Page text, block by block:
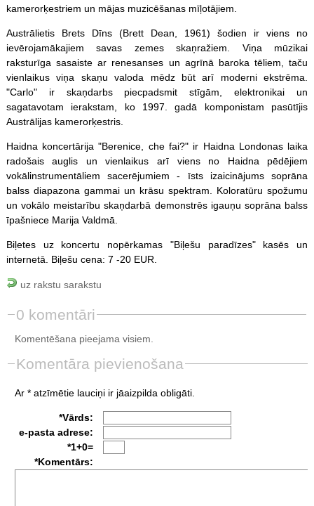
kamerorķestriem un mājas muzicēšanas mīļotājiem.
Austrālietis Brets Dīns (Brett Dean, 1961) šodien ir viens no
ievērojamākajiem savas zemes skaņražiem. Viņa mūzikai
raksturīga sasaiste ar renesanses un agrīnā baroka tēliem, taču
vienlaikus viņa skaņu valoda mēdz būt arī moderni ekstrēma.
"Carlo" ir skaņdarbs piecpadsmit stīgām, elektronikai un
sagatavotam ierakstam, ko 1997. gadā komponistam pasūtījis
Austrālijas kamerorķestris.
Haidna koncertārija "Berenice, che fai?" ir Haidna Londonas laika
radošais auglis un vienlaikus arī viens no Haidna pēdējiem
vokālinstrumentāliem sacerējumiem - īsts izaicinājums soprāna
balss diapazona gammai un krāsu spektram. Koloratūru spožumu
un vokālo meistarību skaņdarbā demonstrēs igauņu soprāna balss
īpašniece Marija Valdmā.
Biļetes uz koncertu nopērkamas "Biļešu paradīzes" kasēs un
internetā. Biļešu cena: 7 -20 EUR.
uz rakstu sarakstu
0 komentāri
Komentēšana pieejama visiem.
Komentāra pievienošana
Ar * atzīmētie lauciņi ir jāaizpilda obligāti.
*Vārds:
e-pasta adrese:
*1+0=
*Komentārs: